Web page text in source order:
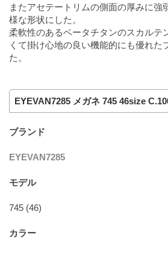
またアセテートリムの側面の厚みに強
様な形状にした。
柔軟性のあるベータチタンのスカルテ
くて掛け心地の良い機能的にも優れた
た。
EYEVAN7285 メガネ 745 46size
ブランド
EYEVAN7285
モデル
745 (46)
カラー